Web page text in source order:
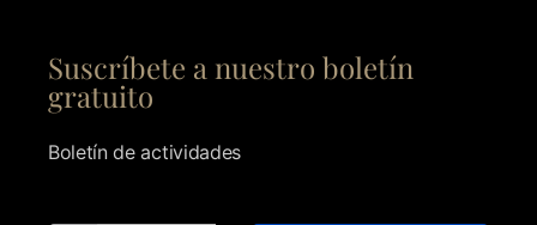
Suscríbete a nuestro boletín
gratuito
Boletín de actividades